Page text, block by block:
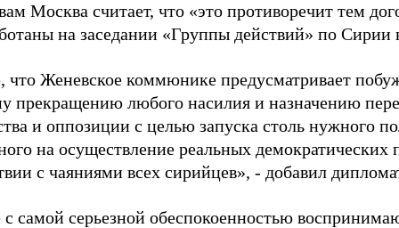
Москва считает, что «это противоречит тем
на заседании «Группы действий» по
Женевское коммюнике предусматривает
прекращению любого насилия и назначению
и оппозиции с целью запуска столь нужного
на осуществление реальных демократических
с чаяниями всех сирийцев», - добавил
самой серьезной обеспокоенностью